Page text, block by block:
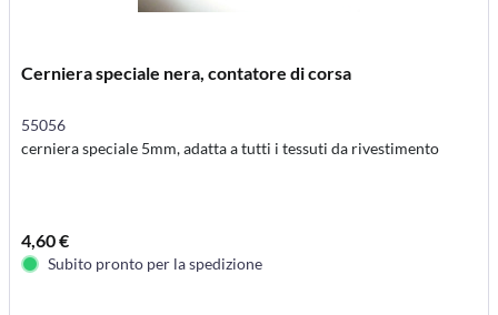
Cerniera speciale nera, contatore di corsa
55056
cerniera speciale 5mm, adatta a tutti i tessuti da rivestimento
4,60 €
Subito pronto per la spedizione